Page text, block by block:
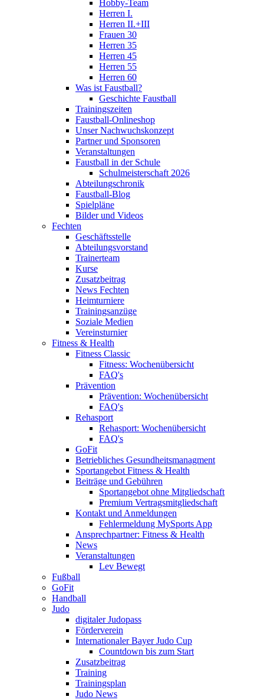
Hobby-Team
Herren I.
Herren II.+III
Frauen 30
Herren 35
Herren 45
Herren 55
Herren 60
Was ist Faustball?
Geschichte Faustball
Trainingszeiten
Faustball-Onlineshop
Unser Nachwuchskonzept
Partner und Sponsoren
Veranstaltungen
Faustball in der Schule
Schulmeisterschaft 2026
Abteilungschronik
Faustball-Blog
Spielpläne
Bilder und Videos
Fechten
Geschäftsstelle
Abteilungsvorstand
Trainerteam
Kurse
Zusatzbeitrag
News Fechten
Heimturniere
Trainingsanzüge
Soziale Medien
Vereinsturnier
Fitness & Health
Fitness Classic
Fitness: Wochenübersicht
FAQ's
Prävention
Prävention: Wochenübersicht
FAQ's
Rehasport
Rehasport: Wochenübersicht
FAQ's
GoFit
Betriebliches Gesundheitsmanagment
Sportangebot Fitness & Health
Beiträge und Gebühren
Sportangebot ohne Mitgliedschaft
Premium Vertragsmitgliedschaft
Kontakt und Anmeldungen
Fehlermeldung MySports App
Ansprechpartner: Fitness & Health
News
Veranstaltungen
Lev Bewegt
Fußball
GoFit
Handball
Judo
digitaler Judopass
Förderverein
Internationaler Bayer Judo Cup
Countdown bis zum Start
Zusatzbeitrag
Training
Trainingsplan
Judo News